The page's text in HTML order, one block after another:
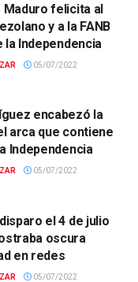
felicita al
y a la FANB
la Independencia
05/07/2022
encabezó la
arca que contiene
Independencia
05/07/2022
el 4 de julio
oscura
en redes
05/07/2022